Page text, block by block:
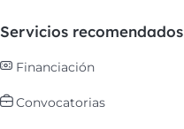
Servicios recomendados
Financiación
Convocatorias